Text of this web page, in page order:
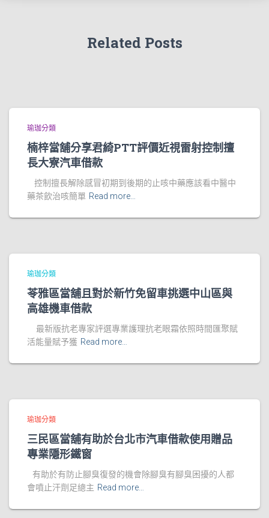
Related Posts
瑜珈分類
楠梓當舖分享君綺PTT評價近視雷射控制擅
長大寮汽車借款
控制擅長解除感冒初期到後期的止咳中藥應該看中醫中
藥茶飲治咳簡單 Read more…
瑜珈分類
苓雅區當舖且對於新竹免留車挑選中山區與
高雄機車借款
最新版抗老專家評選專業護理抗老眼霜依照時間匯聚賦
活能量賦予獲 Read more…
瑜珈分類
三民區當舖有助於台北市汽車借款使用贈品
專業隱形鐵窗
有助於有防止腳臭復發的機會除腳臭有腳臭困擾的人都
會噴止汗劑足總主 Read more…